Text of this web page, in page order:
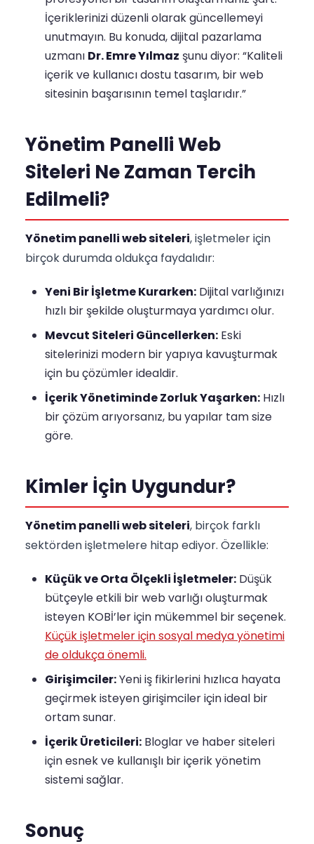
İçeriklerinizi düzenli olarak güncellemeyi
unutmayın. Bu konuda, dijital pazarlama
uzmanı Dr. Emre Yılmaz şunu diyor: “Kaliteli
içerik ve kullanıcı dostu tasarım, bir web
sitesinin başarısının temel taşlarıdır.”
Yönetim Panelli Web
Siteleri Ne Zaman Tercih
Edilmeli?
Yönetim panelli web siteleri, işletmeler için
birçok durumda oldukça faydalıdır:
Yeni Bir İşletme Kurarken: Dijital varlığınızı
hızlı bir şekilde oluşturmaya yardımcı olur.
Mevcut Siteleri Güncellerken: Eski
sitelerinizi modern bir yapıya kavuşturmak
için bu çözümler idealdir.
İçerik Yönetiminde Zorluk Yaşarken: Hızlı
bir çözüm arıyorsanız, bu yapılar tam size
göre.
Kimler İçin Uygundur?
Yönetim panelli web siteleri, birçok farklı
sektörden işletmelere hitap ediyor. Özellikle:
Küçük ve Orta Ölçekli İşletmeler: Düşük
bütçeyle etkili bir web varlığı oluşturmak
isteyen KOBİ’ler için mükemmel bir seçenek.
Küçük işletmeler için sosyal medya yönetimi
de oldukça önemli.
Girişimciler:Yeni iş fikirlerini hızlıca hayata
geçirmek isteyen girişimciler için ideal bir
ortam sunar.
İçerik Üreticileri: Bloglar ve haber siteleri
için esnek ve kullanışlı bir içerik yönetim
sistemi sağlar.
Sonuç